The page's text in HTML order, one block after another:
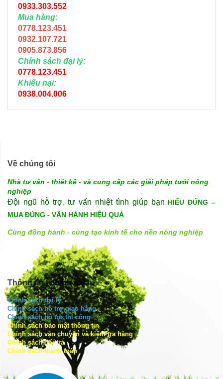
0933.303.552
Mua hàng:
0778.123.451
0932.107.721
0905.873.856
Chính sách đại lý:
0778.123.451
Khiếu nại:
0938.004.006
Về chúng tôi
Nhà tư vấn - thiết kế - và cung cấp các giải pháp tưới nông
nghiệp
Đội ngũ hỗ trợ, tư vấn nhiệt tình giúp bạn HIỂU ĐÚNG –
MUA ĐÚNG - VẬN HÀNH HIỆU QUẢ
Cùng đồng hành - cùng tạo kinh tế cho nền nông nghiệp
Thông tin - chính sách
Chính sách đại lý
Chính sách hỗ trợ giao hàng
Chính sách hỗ trợ thi công
Chính sách bảo mật thông tin
Chính sách vận chuyển và kiểm tra hàng
Chính sách đổi trả
Chính sách thanh toán